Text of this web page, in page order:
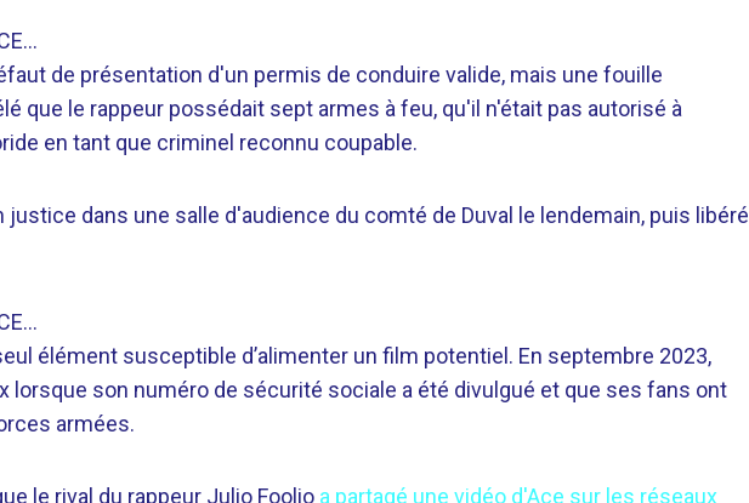
de présentation d'un permis de conduire valide, mais une fouille
que le rappeur possédait sept armes à feu, qu'il n'était pas autorisé à
en tant que criminel reconnu coupable.
justice dans une salle d'audience du comté de Duval le lendemain, puis libéré
élément susceptible d’alimenter un film potentiel. En septembre 2023,
lorsque son numéro de sécurité sociale a été divulgué et que ses fans ont
armées.
le rival du rappeur Julio Foolio a partagé une vidéo d'Ace sur les réseaux